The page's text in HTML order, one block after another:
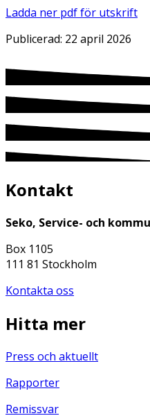
Ladda ner pdf för utskrift
Publicerad: 22 april 2026
Kontakt
Seko, Service- och
Box 1105
111 81 Stockholm
Kontakta oss
Hitta mer
Press och aktuellt
Rapporter
Remissvar